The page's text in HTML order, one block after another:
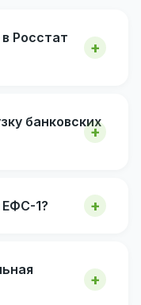
Росстат
банковских
1?